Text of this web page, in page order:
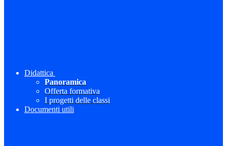
Didattica
Panoramica
Offerta formativa
I progetti delle classi
Documenti utili